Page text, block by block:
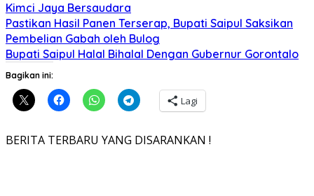
Kimci Jaya Bersaudara
Pastikan Hasil Panen Terserap, Bupati Saipul Saksikan
Pembelian Gabah oleh Bulog
Bupati Saipul Halal Bihalal Dengan Gubernur Gorontalo
Bagikan ini:
Lagi
BERITA TERBARU YANG DISARANKAN !